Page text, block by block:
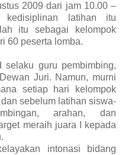
2009 dari jam 10.00 –
latihan itu
itu sebagai kelompok
60 peserta lomba.
selaku guru pembimbing,
Juri. Namun, murni
setiap hari kelompok
sebelum latihan siswa-
arahan, dan
meraih juara I kepada
intonasi bidang